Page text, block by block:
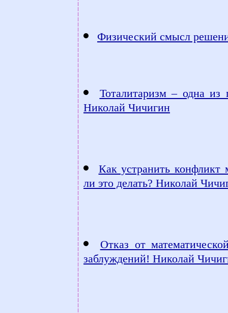
Физический смысл
Тоталитаризм – одна из
Николай Чичигин
Как устранить
ли это делать? Николай
Отказ от
заблуждений! Николай